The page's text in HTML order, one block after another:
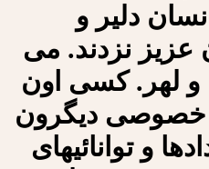
دلیر و
عزیز نزدند. می
و لهر. کسی اون
خصوصی دیگرون
و توانائیهای